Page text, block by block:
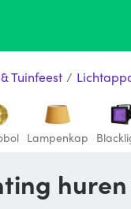
Tuinfeest /
Lampenkap